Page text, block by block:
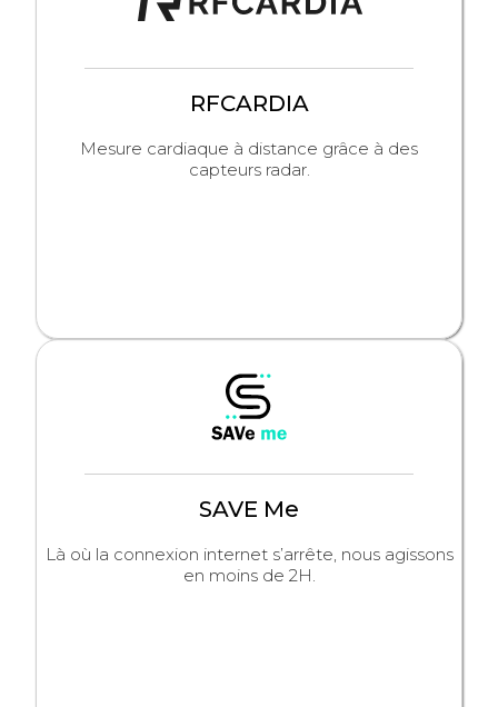
RFCARDIA
Mesure cardiaque à distance grâce à des
capteurs radar.
SAVE Me
Là où la connexion internet s’arrête, nous agissons
en moins de 2H.